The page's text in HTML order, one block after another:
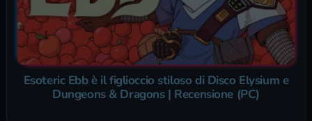
Esoteric Ebb è il figlioccio stiloso di Disco Elysium e
Dungeons & Dragons | Recensione (PC)